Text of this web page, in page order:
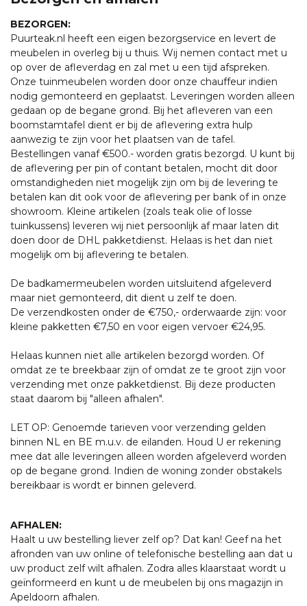
BEZORGEN:
Puurteak.nl heeft een eigen bezorgservice en levert de
meubelen in overleg bij u thuis. Wij nemen contact met u
op over de afleverdag en zal met u een tijd afspreken.
Onze tuinmeubelen worden door onze chauffeur indien
nodig gemonteerd en geplaatst. Leveringen worden alleen
gedaan op de begane grond. Bij het afleveren van een
boomstamtafel dient er bij de aflevering extra hulp
aanwezig te zijn voor het plaatsen van de tafel.
Bestellingen vanaf €500.- worden gratis bezorgd. U kunt bij
de aflevering per pin of contant betalen, mocht dit door
omstandigheden niet mogelijk zijn om bij de levering te
betalen kan dit ook voor de aflevering per bank of in onze
showroom. Kleine artikelen (zoals teak olie of losse
tuinkussens) leveren wij niet persoonlijk af maar laten dit
doen door de DHL pakketdienst. Helaas is het dan niet
mogelijk om bij aflevering te betalen.
De badkamermeubelen worden uitsluitend afgeleverd
maar niet gemonteerd, dit dient u zelf te doen.
De verzendkosten onder de €750,- orderwaarde zijn: voor
kleine pakketten €7,50 en voor eigen vervoer €24,95.
Helaas kunnen niet alle artikelen bezorgd worden. Of
omdat ze te breekbaar zijn of omdat ze te groot zijn voor
verzending met onze pakketdienst. Bij deze producten
staat daarom bij "alleen afhalen".
LET OP: Genoemde tarieven voor verzending gelden
binnen NL en BE m.u.v. de eilanden. Houd U er rekening
mee dat alle leveringen alleen worden afgeleverd worden
op de begane grond. Indien de woning zonder obstakels
bereikbaar is wordt er binnen geleverd.
AFHALEN:
Haalt u uw bestelling liever zelf op? Dat kan! Geef na het
afronden van uw online of telefonische bestelling aan dat u
uw product zelf wilt afhalen. Zodra alles klaarstaat wordt u
geïnformeerd en kunt u de meubelen bij ons magazijn in
Apeldoorn afhalen.